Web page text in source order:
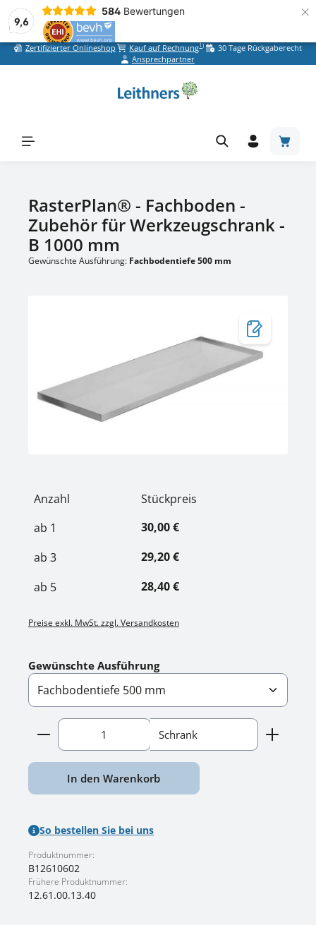
9,6
584 Bewertungen ×
Zum Hauptinhalt springen
Zertifizierter Onlineshop Kauf auf Rechnung1)
30 Tage Rückgaberecht
Ansprechpartner
RasterPlan® - Fachboden -
Zubehör für Werkzeugschrank -
B 1000 mm
Gewünschte Ausführung: Fachbodentiefe 500 mm
Anzahl
Stückpreis
ab 1
30,00 €
ab 3
29,20 €
ab 5 28,40 €
Preise exkl. MwSt. zzgl. Versandkosten
Gewünschte Ausführungauswählen
Produkt Anzahl: Gib den gewünschten Wert
Schrank
In den Warenkorb
So bestellen Sie bei uns
Produktnummer:
B12610602
Frühere Produktnummer:
12.61.00.13.40